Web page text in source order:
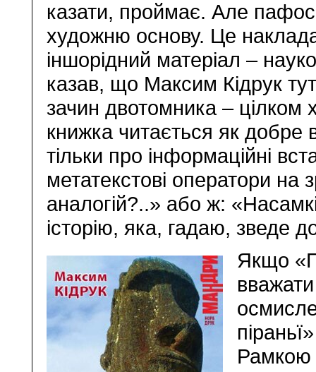
казати, проймає. Але
художню основу. Це
іншорідний матеріал –
казав, що Максим Кідрук
зачин двотомника – цілком
книжка читається як добре
тільки про інформаційні
метатекстові оператори на
аналогій?..» або ж:
історію, яка, гадаю, зведе
Якщо
Рамкою